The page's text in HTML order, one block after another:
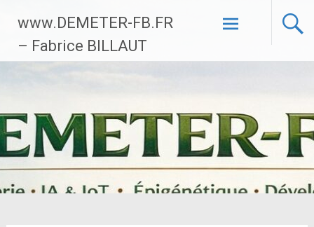
contenu
principal
www.DEMETER-FB.FR
– Fabrice BILLAUT